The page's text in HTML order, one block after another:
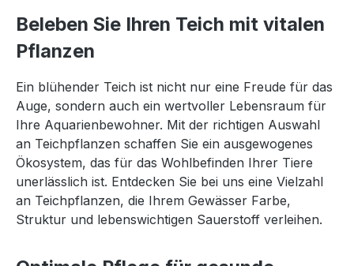
Beleben Sie Ihren Teich mit vitalen
Pflanzen
Ein blühender Teich ist nicht nur eine Freude für das
Auge, sondern auch ein wertvoller Lebensraum für
Ihre Aquarienbewohner. Mit der richtigen Auswahl
an Teichpflanzen schaffen Sie ein ausgewogenes
Ökosystem, das für das Wohlbefinden Ihrer Tiere
unerlässlich ist. Entdecken Sie bei uns eine Vielzahl
an Teichpflanzen, die Ihrem Gewässer Farbe,
Struktur und lebenswichtigen Sauerstoff verleihen.